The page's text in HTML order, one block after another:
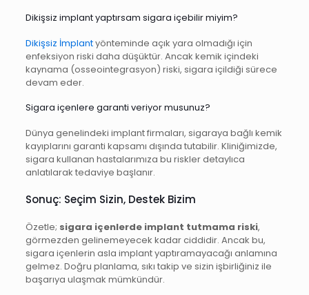
Dikişsiz implant yaptırsam sigara içebilir miyim?
Dikişsiz İmplantyönteminde açık yara olmadığı için
enfeksiyon riski daha düşüktür. Ancak kemik içindeki
kaynama (osseointegrasyon) riski, sigara içildiği sürece
devam eder.
Sigara içenlere garanti veriyor musunuz?
Dünya genelindeki implant firmaları, sigaraya bağlı kemik
kayıplarını garanti kapsamı dışında tutabilir. Kliniğimizde,
sigara kullanan hastalarımıza bu riskler detaylıca
anlatılarak tedaviye başlanır.
Sonuç: Seçim Sizin, Destek Bizim
Özetle; sigara içenlerde implant tutmama riski,
görmezden gelinemeyecek kadar ciddidir. Ancak bu,
sigara içenlerin asla implant yaptıramayacağı anlamına
gelmez. Doğru planlama, sıkı takip ve sizin işbirliğiniz ile
başarıya ulaşmak mümkündür.